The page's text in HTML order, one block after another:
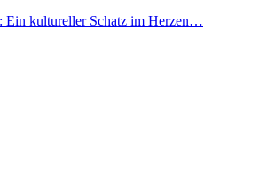
Ein kultureller Schatz im Herzen…